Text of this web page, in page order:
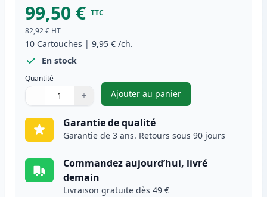
99,50 € TTC
82,92 € HT
10 Cartouches | 9,95 € /ch.
En stock
Quantité
Quantité
Utilisez les boutons pour ajuster
− +
Quantité
Ajouter au panier
,Pack de 10 Canon PGI-
Garantie de qualité
Garantie de 3 ans. Retours sous 90 jours
Commandez aujourd’hui, livré
demain
Livraison gratuite dès 49 €